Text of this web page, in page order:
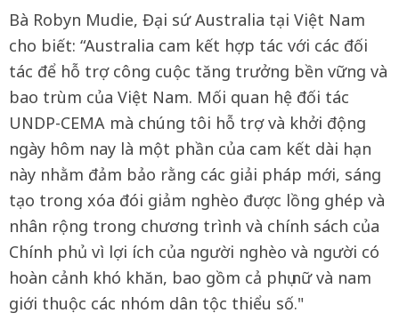
Bà Robyn Mudie, Đại sứ Australia tại Việt Nam
cho biết: “Australia cam kết hợp tác với các đối
tác để hỗ trợ công cuộc tăng trưởng bền vững và
bao trùm của Việt Nam. Mối quan hệ đối tác
UNDP-CEMA mà chúng tôi hỗ trợ và khởi động
ngày hôm nay là một phần của cam kết dài hạn
này nhằm đảm bảo rằng các giải pháp mới, sáng
tạo trong xóa đói giảm nghèo được lồng ghép và
nhân rộng trong chương trình và chính sách của
Chính phủ vì lợi ích của người nghèo và người có
hoàn cảnh khó khăn, bao gồm cả phụ nữ và nam
giới thuộc các nhóm dân tộc thiểu số."